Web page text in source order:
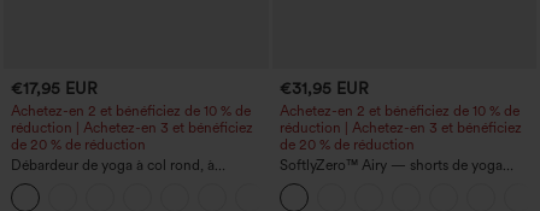
€17,95 EUR
Achetez-en 2 et bénéficiez de 10 % de
réduction | Achetez-en 3 et bénéficiez
de 20 % de réduction
Débardeur de yoga à col rond, à
fronces, effet rafraîchissant - UPF50+
€31,95 EUR
Achetez-en 2 et bénéficiez de 10 % de
réduction | Achetez-en 3 et bénéficiez
de 20 % de réduction
SoftlyZero™ Airy — shorts de yoga
super taille haute 2-en-1 InstantCool
avec poches